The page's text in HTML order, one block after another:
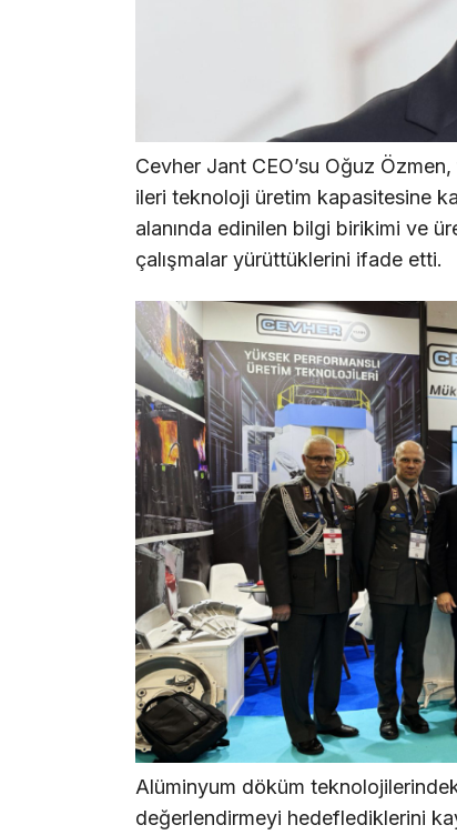
Cevher Jant CEO’su Oğuz
ileri teknoloji üretim kapasitesine
alanında edinilen bilgi birikimi ve
çalışmalar yürüttüklerini ifade etti.
Alüminyum döküm
değerlendirmeyi hedeflediklerini